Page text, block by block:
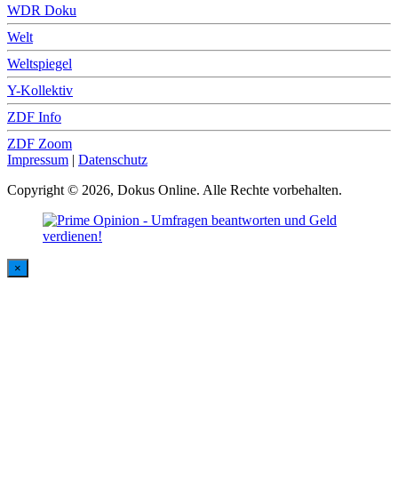
WDR Doku
Welt
Weltspiegel
Y-Kollektiv
ZDF Info
ZDF Zoom
Impressum | Datenschutz
Copyright © 2026, Dokus Online. Alle Rechte vorbehalten.
×